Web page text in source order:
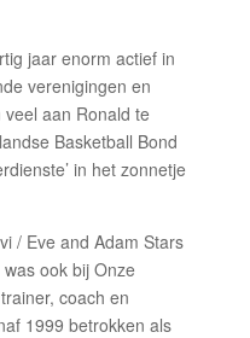
jaar enorm actief in
verenigingen en
aan Ronald te
Basketball Bond
in het zonnetje
/ Eve and Adam Stars
ook bij Onze
coach en
1999 betrokken als